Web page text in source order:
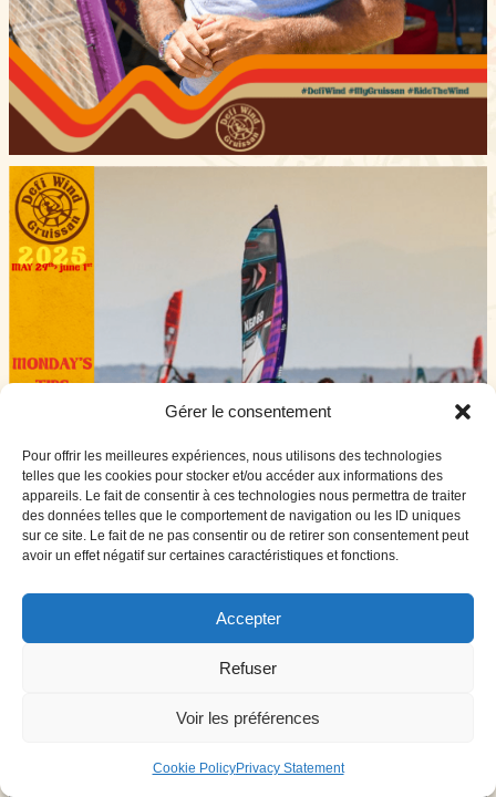
Gérer le consentement
Pour offrir les meilleures expériences, nous utilisons des technologies
telles que les cookies pour stocker et/ou accéder aux informations des
appareils. Le fait de consentir à ces technologies nous permettra de traiter
des données telles que le comportement de navigation ou les ID uniques
sur ce site. Le fait de ne pas consentir ou de retirer son consentement peut
avoir un effet négatif sur certaines caractéristiques et fonctions.
Accepter
Refuser
Voir les préférences
Cookie PolicyPrivacy Statement